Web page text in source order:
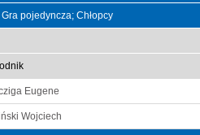
pojedyncza; Chłopcy
Eugene
Wojciech